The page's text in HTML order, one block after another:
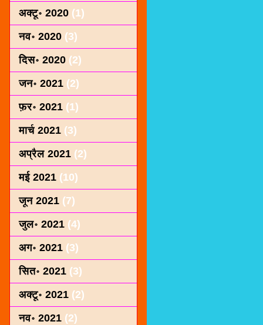
अक्टू॰ 2020 (1)
नव॰ 2020 (3)
दिस॰ 2020 (2)
जन॰ 2021 (2)
फ़र॰ 2021 (1)
मार्च 2021 (3)
अप्रैल 2021 (2)
मई 2021 (10)
जून 2021 (7)
जुल॰ 2021 (4)
अग॰ 2021 (3)
सित॰ 2021 (3)
अक्टू॰ 2021 (2)
नव॰ 2021 (2)